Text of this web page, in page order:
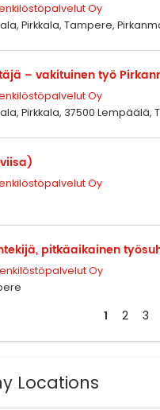
Oy
Pirkkala, Tampere,
– vakituinen työ
Oy
Pirkkala, 37500 Lempäälä,
Oy
pitkäaikainen
Oy
1 2 3
Locations